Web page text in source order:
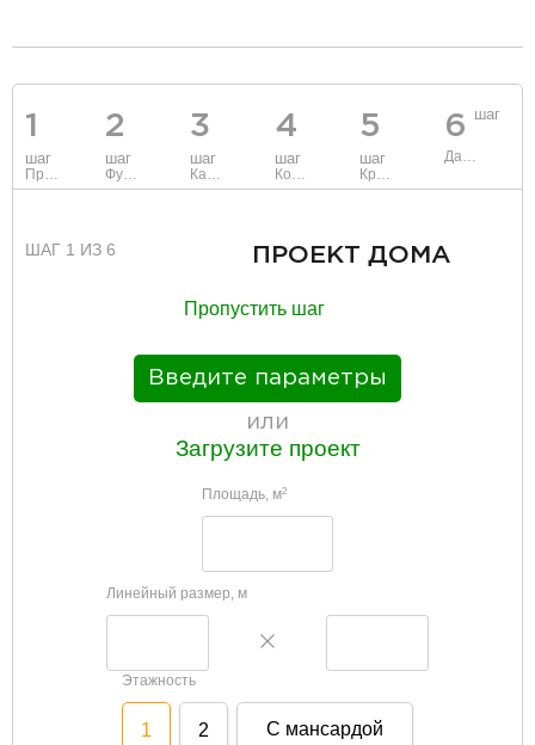
1
шаг
Проект
2
шаг
Фундамент
3
шаг
Каркас и стены
4
шаг
Коммуникации
5
шаг
Крыша
6 шаг
Данные
ШАГ 1 ИЗ 6 ПРОЕКТ ДОМА
Пропустить шаг
Введите параметры
или
Загрузите проект
Площадь, м2
Линейный размер, м
Этажность
1 2 С мансардой